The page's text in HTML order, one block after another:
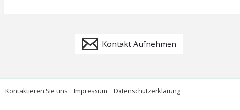
Kontakt Aufnehmen
Kontaktieren Sie uns Impressum Datenschutzerklärung